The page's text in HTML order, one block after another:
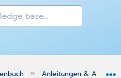
global hierarchy
Anleitungen &